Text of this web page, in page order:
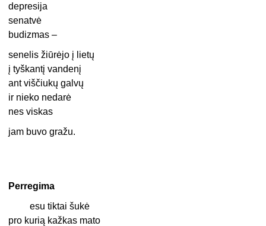
depresija
senatvė
budizmas –
senelis žiūrėjo į lietų
į tyškantį vandenį
ant viščiukų galvų
ir nieko nedarė
nes viskas
jam buvo gražu.
Perregima
esu tiktai šukė
pro kurią kažkas mato